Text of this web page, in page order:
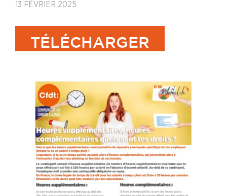
13 FÉVRIER 2025
TÉLÉCHARGER